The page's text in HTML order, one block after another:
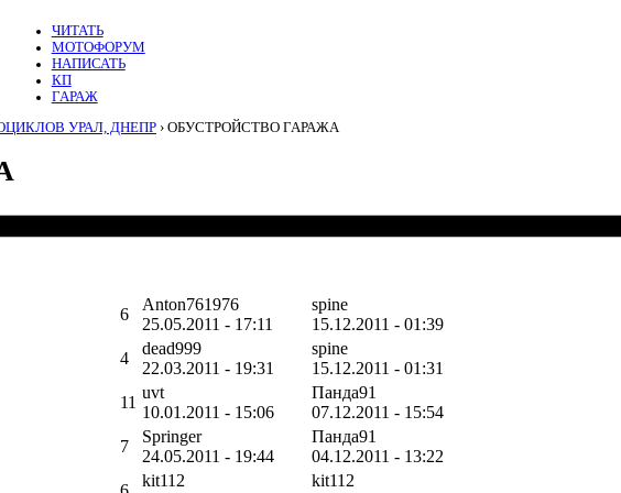
ЧИТАТЬ
МОТОФОРУМ
НАПИСАТЬ
КП
ГАРАЖ
УРАЛ, ДНЕПР › ОБУСТРОЙСТВО ГАРАЖА
6
Anton761976
25.05.2011 - 17:11
spine
15.12.2011 - 01:39
4
dead999
22.03.2011 - 19:31
spine
15.12.2011 - 01:31
11
uvt
10.01.2011 - 15:06
Панда91
07.12.2011 - 15:54
7
Springer
24.05.2011 - 19:44
Панда91
04.12.2011 - 13:22
kit112
kit112